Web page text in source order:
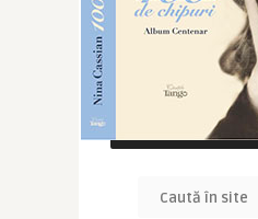
CAUTĂ ÎN SITE